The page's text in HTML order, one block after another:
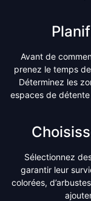
Avant de
prenez le temps
Déterminez les
espaces de détente
Sélectionnez
garantir leur
colorées,